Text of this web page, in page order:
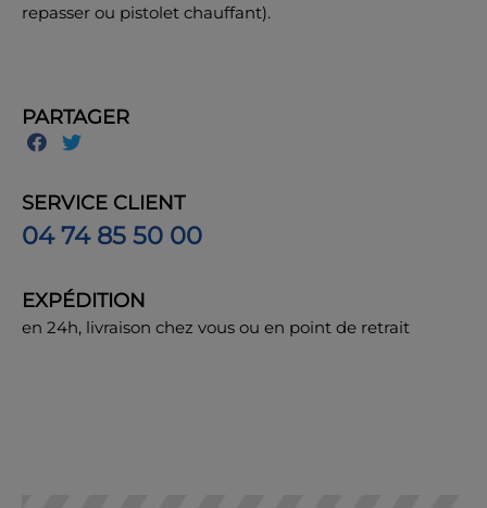
repasser ou pistolet chauffant).
PARTAGER
SERVICE CLIENT
04 74 85 50 00
EXPÉDITION
en 24h, livraison chez vous ou en point de retrait